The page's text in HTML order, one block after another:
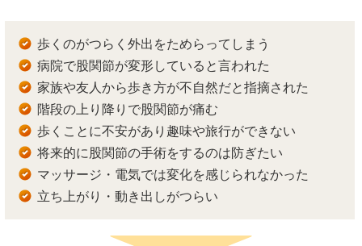
歩くのがつらく外出をためらってしまう
病院で股関節が変形していると言われた
家族や友人から歩き方が不自然だと指摘された
階段の上り降りで股関節が痛む
歩くことに不安があり趣味や旅行ができない
将来的に股関節の手術をするのは防ぎたい
マッサージ・電気では変化を感じられなかった
立ち上がり・動き出しがつらい